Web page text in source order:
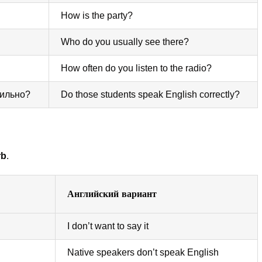
How is the party?
Who do you usually see there?
How often do you listen to the radio?
Do those students speak English correctly?
.
Английский вариант
I don’t want to say it
Native speakers don’t speak English